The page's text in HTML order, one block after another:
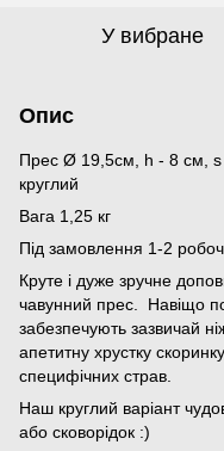
У вибране
Опис
Прес Ø 19,5см, h - 8 см,
круглий
Вага 1,25 кг
Під замовлення 1-2
Круте і дуже зручне
чавунний прес. Навіщо
забезпечують зазвичай
апетитну хрустку
специфічних страв.
Наш круглий варіант
або сковорідок :)